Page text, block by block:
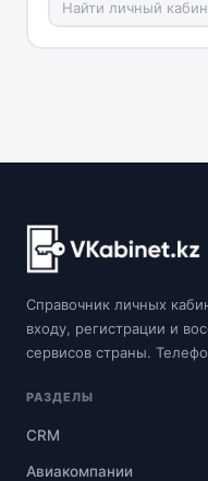
Справочник личных
входу, регистрации и
сервисов страны.
РАЗДЕЛЫ
CRM
Авиакомпании